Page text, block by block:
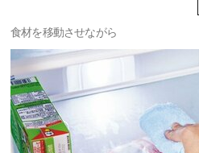
食材を移動させながら